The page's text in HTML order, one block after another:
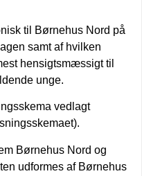
til Børnehus Nord på
samt af hvilken
hensigtsmæssigt til
unge.
vedlagt
Børnehus Nord og
udformes af Børnehus